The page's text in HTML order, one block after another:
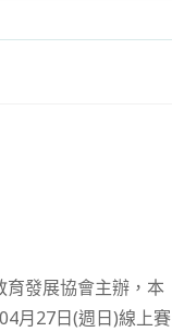
育發展協會主辦，本
月27日(週日)線上賽